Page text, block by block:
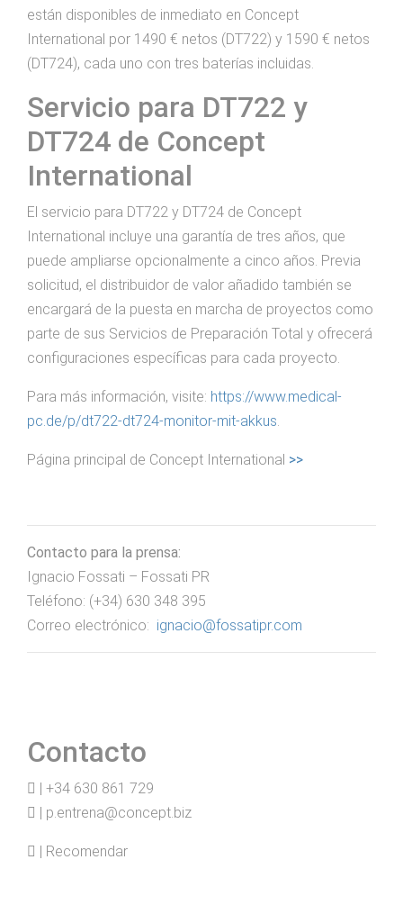
están disponibles de inmediato en Concept
International por 1490 € netos (DT722) y 1590 € netos
(DT724), cada uno con tres baterías incluidas.
Servicio para DT722 y
DT724 de Concept
International
El servicio para DT722 y DT724 de Concept
International incluye una garantía de tres años, que
puede ampliarse opcionalmente a cinco años. Previa
solicitud, el distribuidor de valor añadido también se
encargará de la puesta en marcha de proyectos como
parte de sus Servicios de Preparación Total y ofrecerá
configuraciones específicas para cada proyecto.
Para más información, visite: https://www.medical-
pc.de/p/dt722-dt724-monitor-mit-akkus.
Página principal de Concept International >>
Contacto para la prensa:
Ignacio Fossati – Fossati PR
Teléfono: (+34) 630 348 395
Correo electrónico: ignacio@fossatipr.com
Contacto
| +34 630 861 729
| p.entrena@concept.biz
| Recomendar